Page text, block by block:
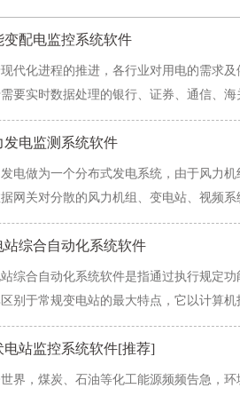
变配电监控系统软件
代化进程的推进，各行业对用电的需求
要实时数据处理的银行、证券、通信、
造成的经济损失不可估量。目前许多配
发电监测系统软件
发电做为一个分布式发电系统，由于风力
网关对分散的风力机组、变电站、视频
站综合自动化系统软件
综合自动化系统软件是指通过执行规定
别于常规变电站的最大特点，它以计算
计算机技术、现代电子技术、通信技术
电站监控系统软件[推荐]
界，煤炭、石油等化工能源频频告急，